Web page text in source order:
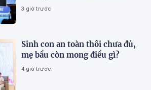
3 giờ trước
Sinh con an toàn thôi chưa đủ,
mẹ bầu còn mong điều gì?
4 giờ trước